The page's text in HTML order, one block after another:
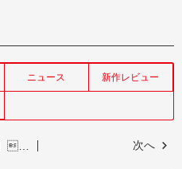
ニュース 新作レビュー
次へ
…